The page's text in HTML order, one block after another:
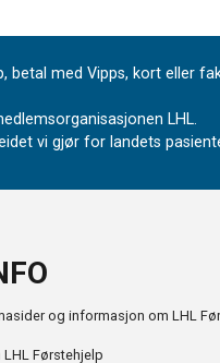
betal med Vipps, kort eller
LHL.
vi gjør for landets
og informasjon om LHL
LHL Førstehjelp